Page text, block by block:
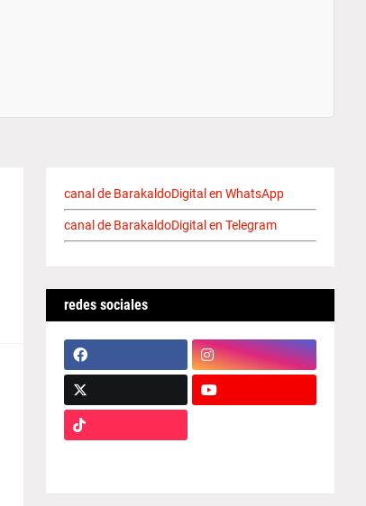
canal de BarakaldoDigital en WhatsApp
canal de BarakaldoDigital en Telegram
redes sociales